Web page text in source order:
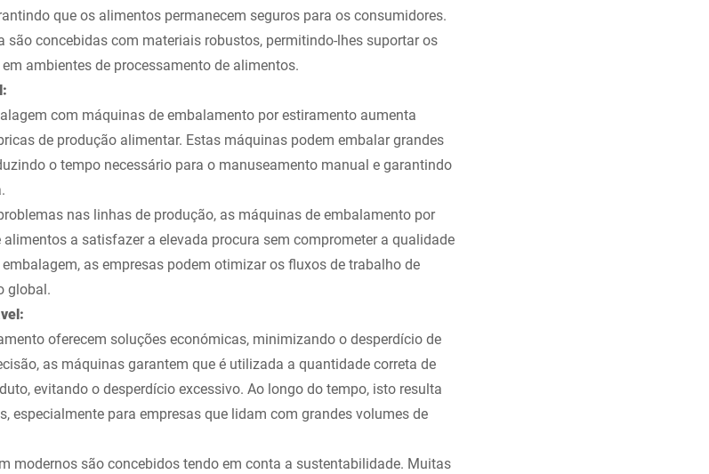
que os alimentos permanecem seguros para os consumidores.
são concebidas com materiais robustos, permitindo-lhes suportar os
ambientes de processamento de alimentos.
com máquinas de embalamento por estiramento aumenta
de produção alimentar. Estas máquinas podem embalar grandes
o tempo necessário para o manuseamento manual e garantindo
nas linhas de produção, as máquinas de embalamento por
a satisfazer a elevada procura sem comprometer a qualidade
as empresas podem otimizar os fluxos de trabalho de
global.
oferecem soluções económicas, minimizando o desperdício de
as máquinas garantem que é utilizada a quantidade correta de
evitando o desperdício excessivo. Ao longo do tempo, isto resulta
especialmente para empresas que lidam com grandes volumes de
modernos são concebidos tendo em conta a sustentabilidade. Muitas